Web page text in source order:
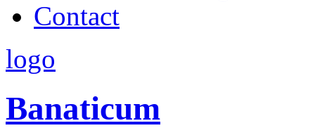
Contact
logo
Banaticum